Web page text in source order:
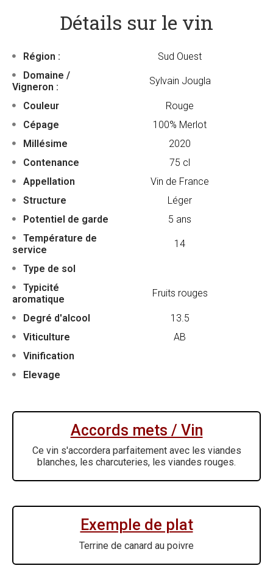
Détails sur le vin
Région :
Sud Ouest
Domaine /
Vigneron :
Sylvain Jougla
Couleur
Rouge
Cépage
100% Merlot
Millésime
2020
Contenance
75 cl
Appellation
Vin de France
Structure
Léger
Potentiel de garde
5 ans
Température de
service
14
Type de sol
Typicité
aromatique
Fruits rouges
Degré d'alcool
13.5
Viticulture
AB
Vinification
Elevage
Accords mets / Vin
Ce vin s'accordera parfaitement avec les viandes
blanches, les charcuteries, les viandes rouges.
Exemple de plat
Terrine de canard au poivre